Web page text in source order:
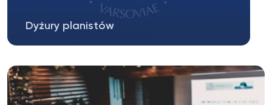
Dyżury planistów
zajęcia w przypadku niewywiązania...